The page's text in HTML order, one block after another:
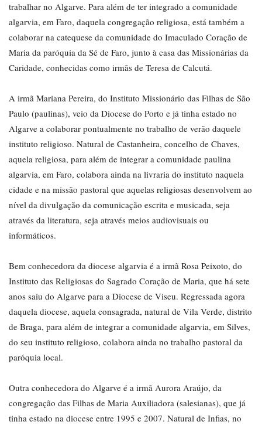
trabalhar no Algarve. Para além de ter integrado a comunidade
algarvia, em Faro, daquela congregação religiosa, está também a
colaborar na catequese da comunidade do Imaculado Coração de
Maria da paróquia da Sé de Faro, junto à casa das Missionárias da
Caridade, conhecidas como irmãs de Teresa de Calcutá.
A irmã Mariana Pereira, do Instituto Missionário das Filhas de São
Paulo (paulinas), veio da Diocese do Porto e já tinha estado no
Algarve a colaborar pontualmente no trabalho de verão daquele
instituto religioso. Natural de Castanheira, concelho de Chaves,
aquela religiosa, para além de integrar a comunidade paulina
algarvia, em Faro, colabora ainda na livraria do instituto naquela
cidade e na missão pastoral que aquelas religiosas desenvolvem ao
nível da divulgação da comunicação escrita e musicada, seja
através da literatura, seja através meios audiovisuais ou
informáticos.
Bem conhecedora da diocese algarvia é a irmã Rosa Peixoto, do
Instituto das Religiosas do Sagrado Coração de Maria, que há sete
anos saiu do Algarve para a Diocese de Viseu. Regressada agora
daquela diocese, aquela consagrada, natural de Vila Verde, distrito
de Braga, para além de integrar a comunidade algarvia, em Silves,
do seu instituto religioso, colabora ainda no trabalho pastoral da
paróquia local.
Outra conhecedora do Algarve é a irmã Aurora Araújo, da
congregação das Filhas de Maria Auxiliadora (salesianas), que já
tinha estado na diocese entre 1995 e 2007. Natural de Infias, no